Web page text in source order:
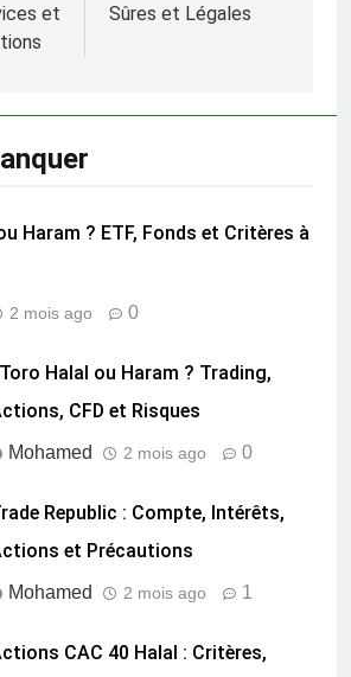
et
Sûres et Légales
Haram ? ETF, Fonds et Critères à
2 mois ago 0
Halal ou Haram ? Trading,
CFD et Risques
Mohamed 2 mois ago 0
Republic : Compte, Intérêts,
et Précautions
Mohamed 2 mois ago 1
CAC 40 Halal : Critères,